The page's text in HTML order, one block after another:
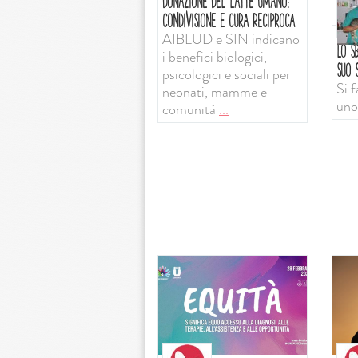
CONDIVISIONE E CURA RECIPROCA
AIBLUD e SIN indicano
i benefici biologici,
psicologici e sociali per
neonati, mamme e
comunità ...
LO
SUO
Si